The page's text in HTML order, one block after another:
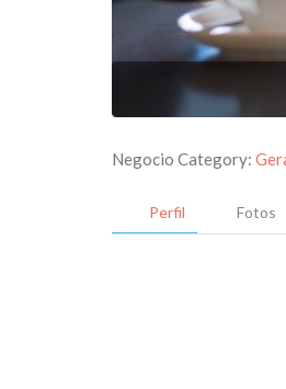
Negocio Category:
Perfil Fotos